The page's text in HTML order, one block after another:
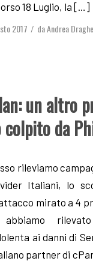
18 Luglio, la […]
2017 / daAndrea
un altro
da
rileviamo
Italiani, lo
mirato a 4
abbiamo
ai danni di
partner di